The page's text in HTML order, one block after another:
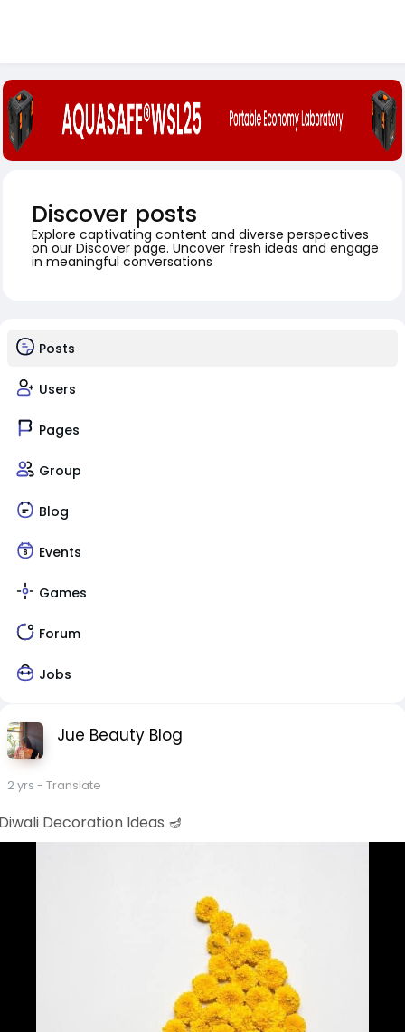
Discover posts
Explore captivating content and diverse perspectives
on our Discover page. Uncover fresh ideas and engage
in meaningful conversations
Posts
Users
Pages
Group
Blog
Events
Games
Forum
Jobs
Jue Beauty Blog
2 yrs - Translate
Decoration Ideas 🪔